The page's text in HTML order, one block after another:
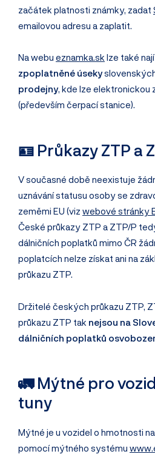
začátek platnosti známky, zadat
emailovou adresu a zaplatit.
Na webu eznamka.sk lze také
zpoplatněné úseky
prodejny, kde lze elektronickou
(především čerpací stanice).
🪪 Průkazy ZTP a
V současné době neexistuje
uznávání statusu osoby se
zeměmi EU (viz webové stránky
České průkazy ZTP a ZTP/P
dálničních poplatků mimo ČR
poplatcích nelze získat ani na
průkazu ZTP.
Držitelé českých průkazu ZTP,
průkazu ZTP tak nejsou na
dálničních poplatků
🚛 Mýtné pro
tuny
Mýtné je u vozidel o hmotnosti
pomocí mýtného systému